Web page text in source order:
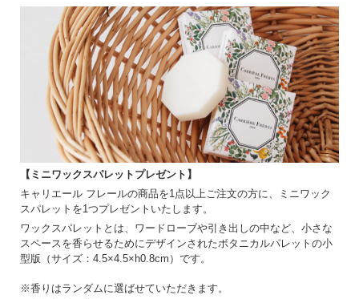
・火のついたキャンドルを放置したり、2時間以上燃やし続けないでください。
・キャンドルは必ず表面全体が液化するまで燃やし、再点火する前には凝固させて
ください。
・芯は常に約0.6 cmに切りそろえ、黒煙が出ないようにします。
・ロウが溶けている間に芯をそっと立て直してください。
・キャンドルを置く面は常に保護してください。
・ロウの残りが約0.6 cm程になったら、キャンドルを吹き消し、完全に冷ましてか
ら安全に廃棄してください。
※撮影時の光加減により、画像と実物の色が異なる場合がございます。予めご了承
【ミニワックスパレットプレゼント】
キャリエール フレールの商品を1点以上ご注文の方に、ミニワック
スパレットを1つプレゼントいたします。
ワックスパレットとは、ワードローブや引き出しの中など、小さな
スペースを香らせるためにデザインされたボタニカルパレットの小
型版（サイズ：4.5×4.5×h0.8cm）です。
※香りはランダムに選ばせていただきます。